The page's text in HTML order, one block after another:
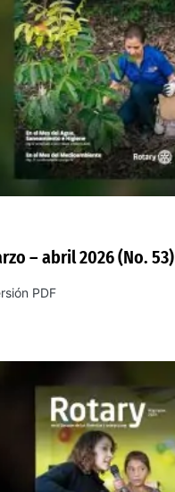
– abril 2026 (No. 53)
PDF